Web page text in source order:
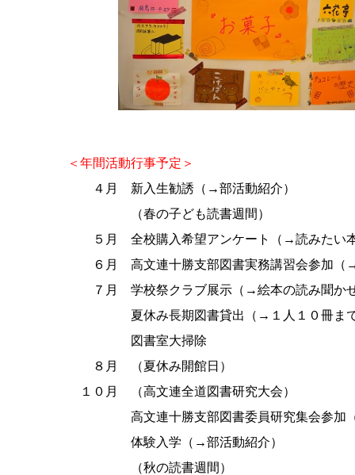
＜年間活動行事予定＞
４月 新入生勧誘（→部活動紹介）
（春の子ども読書週間）
５月 全校購入希望アンケート（→読みたい本
６月 高文連十勝支部図書実務講習会参加（
７月 学校祭クラブ展示（→絵本の読み聞かせ
夏休み長期図書貸出（→１人１０冊ま
図書室大掃除
８月 （夏休み開館日）
１０月 （高文連全道図書研究大会）
高文連十勝支部図書委員研究集会参加（
体験入学（→部活動紹
（秋の読書週間）